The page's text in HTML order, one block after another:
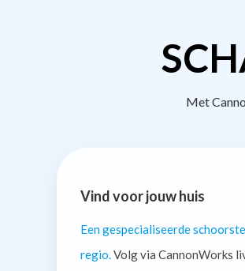
Met
Vind voor jouw huis
Een gespecialiseerde
regio. Volg via CannonWorks